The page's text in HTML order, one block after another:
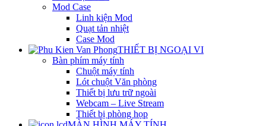
Mod Case
Linh kiện Mod
Quạt tản nhiệt
Case Mod
THIẾT BỊ NGOẠI VI
Bàn phím máy tính
Chuột máy tính
Lót chuột Văn phòng
Thiết bị lưu trữ ngoài
Webcam – Live Stream
Thiết bị phòng họp